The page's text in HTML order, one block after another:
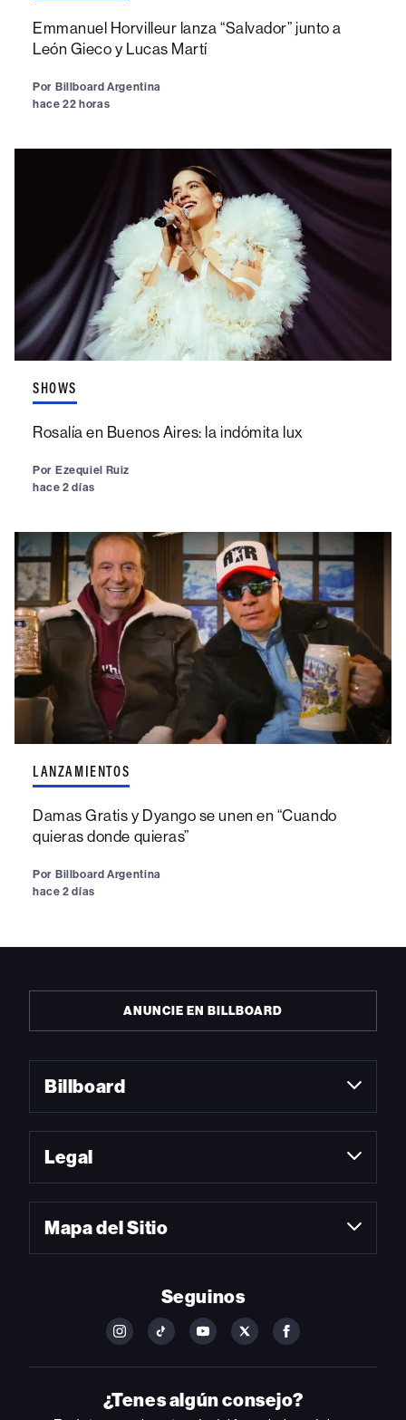
Emmanuel Horvilleur lanza “Salvador” junto a
León Gieco y Lucas Martí
Por Billboard Argentina
hace 22 horas
SHOWS
Rosalía en Buenos Aires: la indómita lux
Por Ezequiel Ruiz
hace 2 días
LANZAMIENTOS
Damas Gratis y Dyango se unen en “Cuando
quieras donde quieras”
Por Billboard Argentina
hace 2 días
ANUNCIE EN BILLBOARD
Billboard
Legal
Mapa del Sitio
Seguinos
FOLLOW
ON
INSTAGRAM
FOLLOW
ON
YOUTUBE
FOLLOW
ON
YOUTUBE
FOLLOW
ON
FOLLOW
ON
FACEBOOK
¿Tenes algún consejo?